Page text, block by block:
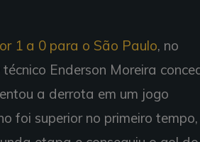
1 a 0 para o São Paulo, no
Enderson Moreira
a derrota em um jogo
foi superior no primeiro